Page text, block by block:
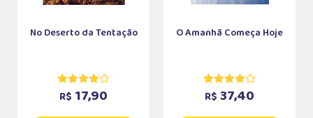
No Deserto da Tentação
R$ 17,90
O Amanhã Começa Hoje
R$ 37,40